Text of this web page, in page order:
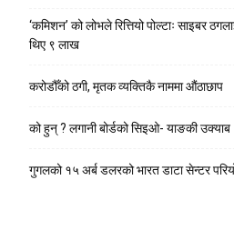
‘कमिशन’ को लोभले रित्तियो पोल्टाः साइबर
थिए ९ लाख
करोडौँको ठगी, मृतक व्यक्तिकै नाममा औंठाछाप
को हुन् ? लगानी बोर्डको सिइओ- याङकी उक्याब
गुगलको १५ अर्ब डलरको भारत डाटा सेन्टर